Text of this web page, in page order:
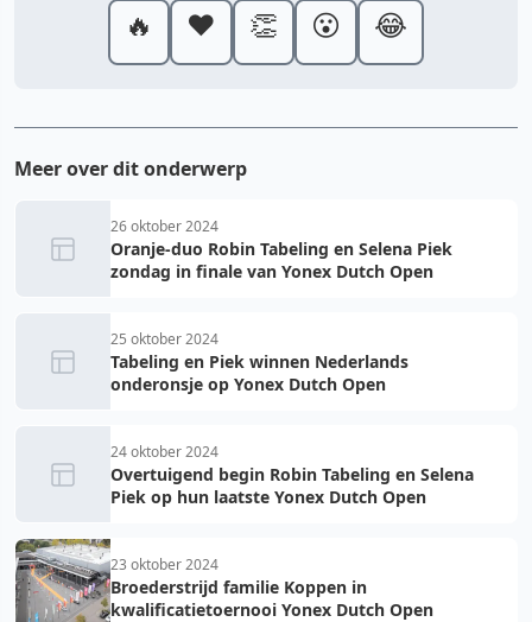
🔥 ❤️ 👏 😮 😂
Meer over dit onderwerp
26 oktober 2024
Oranje-duo Robin Tabeling en Selena Piek
zondag in finale van Yonex Dutch Open
25 oktober 2024
Tabeling en Piek winnen Nederlands
onderonsje op Yonex Dutch Open
24 oktober 2024
Overtuigend begin Robin Tabeling en Selena
Piek op hun laatste Yonex Dutch Open
23 oktober 2024
Broederstrijd familie Koppen in
kwalificatietoernooi Yonex Dutch Open